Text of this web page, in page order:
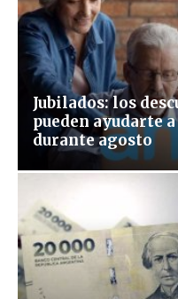
Jubilados: los
pueden ayudarte
durante agosto